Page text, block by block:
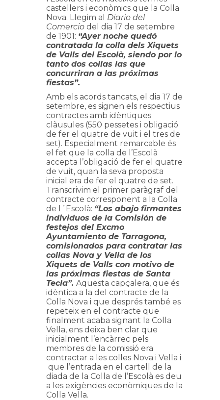
castellers i econòmics que la Colla
Nova. Llegim al Diario del
Comercio del dia 17 de setembre
de 1901: “Ayer noche quedó
contratada la colla dels Xiquets
de Valls del Escolà, siendo por lo
tanto dos collas las que
concurriran a las próximas
fiestas”.
Amb els acords tancats, el dia 17 de
setembre, es signen els respectius
contractes amb idèntiques
clàusules (550 pessetes i obligació
de fer el quatre de vuit i el tres de
set). Especialment remarcable és
el fet que la colla de l’Escolà
accepta l’obligació de fer el quatre
de vuit, quan la seva proposta
inicial era de fer el quatre de set.
Transcrivim el primer paràgraf del
contracte corresponent a la Colla
de l´Escolà: “Los abajo firmantes
individuos de la Comisión de
festejos del Excmo
Ayuntamiento de Tarragona,
comisionados para contratar las
collas Nova y Vella de los
Xiquets de Valls con motivo de
las próximas fiestas de Santa
Tecla”. Aquesta capçalera, que és
idèntica a la del contracte de la
Colla Nova i que després també es
repeteix en el contracte que
finalment acaba signant la Colla
Vella, ens deixa ben clar que
inicialment l’encàrrec pels
membres de la comissió era
contractar a les colles Nova i Vella i
que l’entrada en el cartell de la
diada de la Colla de l’Escolà es deu
a les exigències econòmiques de la
Colla Vella.